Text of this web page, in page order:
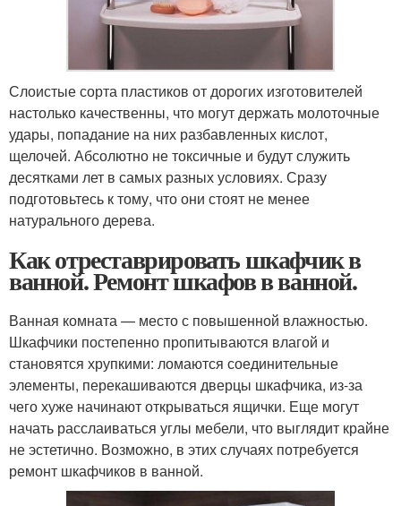
Слоистые сорта пластиков от дорогих изготовителей
настолько качественны, что могут держать молоточные
удары, попадание на них разбавленных кислот,
щелочей. Абсолютно не токсичные и будут служить
десятками лет в самых разных условиях. Сразу
подготовьтесь к тому, что они стоят не менее
натурального дерева.
Как отреставрировать шкафчик в
ванной. Ремонт шкафов в ванной.
Ванная комната — место с повышенной влажностью.
Шкафчики постепенно пропитываются влагой и
становятся хрупкими: ломаются соединительные
элементы, перекашиваются дверцы шкафчика, из-за
чего хуже начинают открываться ящички. Еще могут
начать расслаиваться углы мебели, что выглядит крайне
не эстетично. Возможно, в этих случаях потребуется
ремонт шкафчиков в ванной.